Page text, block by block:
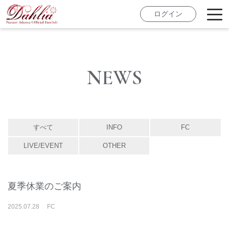
ログイン
NEWS
すべて INFO FC
LIVE/EVENT OTHER
夏季休業のご案内
2025.07.28 FC